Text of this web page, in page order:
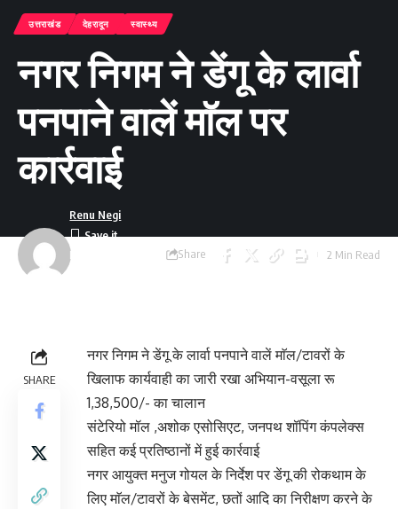
उत्तराखंड देहरादून स्वास्थ्य
नगर निगम ने डेंगू के लार्वा
पनपाने वालें माॅल पर
कार्रवाई
Last updated:
Renu Negi
Share 2 Min Read
SHARE
नगर निगम ने डेंगू के लार्वा पनपाने वालें माॅल/टावरों के
खिलाफ कार्यवाही का जारी रखा अभियान-वसूला रू
1,38,500/- का चालान
संटेरियो मॉल ,अशोक एसोसिएट, जनपथ शॉपिंग कंपलेक्स
सहित कई प्रतिष्ठानों में हुई कार्रवाई
नगर आयुक्त मनुज गोयल के निर्देश पर डेंगू की रोकथाम के
लिए माॅल/टावरों के बेसमेंट, छतों आदि का निरीक्षण करने के